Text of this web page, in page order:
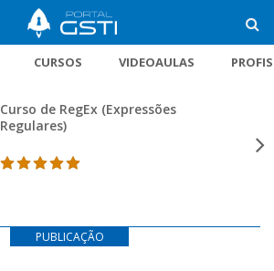
CURSOS VIDEOAULAS
Curso de RegEx (Expressões
Regulares)
PUBLICAÇÃO